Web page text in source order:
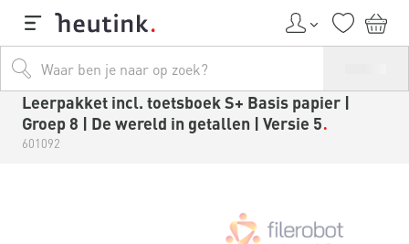
Leerpakket incl. toetsboek S+ Basis papier |
Groep 8 | De wereld in getallen | Versie 5
601092